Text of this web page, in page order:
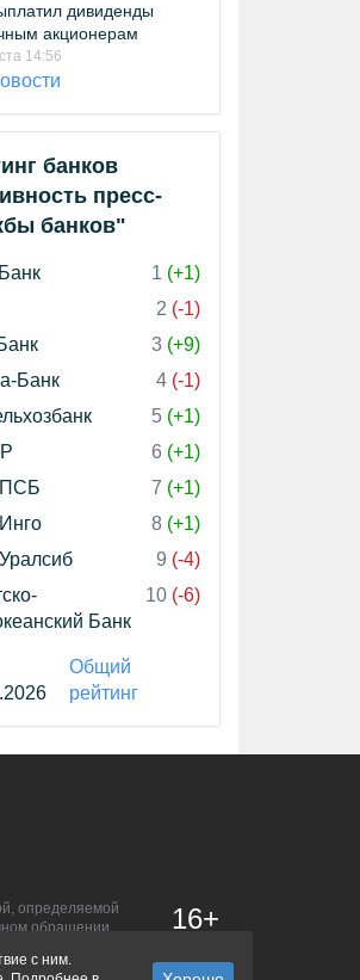
дивиденды
акционерам
14:56
банков
пресс-
банков"
1 (+1)
2 (-1)
3 (+9)
Банк
4 (-1)
5 (+1)
6 (+1)
ПСБ
7 (+1)
8 (+1)
9 (-4)
Банк
10 (-6)
Общий
рейтинг
определяемой
обращении.
16+
с ним.